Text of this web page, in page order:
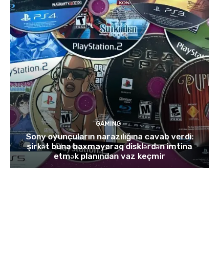
GAMING
Sony oyunçuların narazılığına cavab verdi:
şirkət buna baxmayaraq disklərdən imtina
etmək planından vaz keçmir